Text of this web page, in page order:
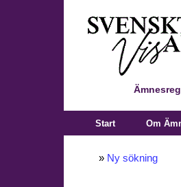
Start Om
» Ny sökning